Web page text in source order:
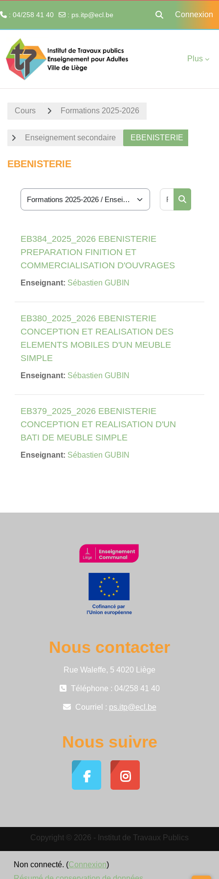
: 04/258 41 40 : ps.itp@ecl.be
Activer/
Connexion
Plus
Cours Formations 2025-2026
Enseignement secondaire EBENISTERIE
EBENISTERIE
Catégories de cours
Rechercher
EB384_2025_2026 EBENISTERIE
PREPARATION FINITION ET
COMMERCIALISATION D'OUVRAGES
Enseignant: Sébastien GUBIN
EB380_2025_2026 EBENISTERIE
CONCEPTION ET REALISATION DES
ELEMENTS MOBILES D'UN MEUBLE
SIMPLE
Enseignant: Sébastien GUBIN
EB379_2025_2026 EBENISTERIE
CONCEPTION ET REALISATION D'UN
BATI DE MEUBLE SIMPLE
Enseignant: Sébastien GUBIN
Nous contacter
Rue Waleffe, 5 4020 Liège
Téléphone : 04/258 41 40
Courriel : ps.itp@ecl.be
Nous suivre
Copyright © 2026 - Institut de Travaux Publics
Non connecté. (Connexion)